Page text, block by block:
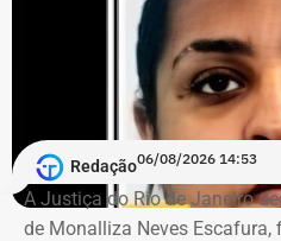
O projeto imobiliário, de
é inspirador em um modelo
na Península, no Rio2 e no
proposta foi aprovada pela
ano passado e prevê um
milhões.
Redação06/08/2026 14:53
A Justiça do Rio de Janeiro
de Monalliza Neves